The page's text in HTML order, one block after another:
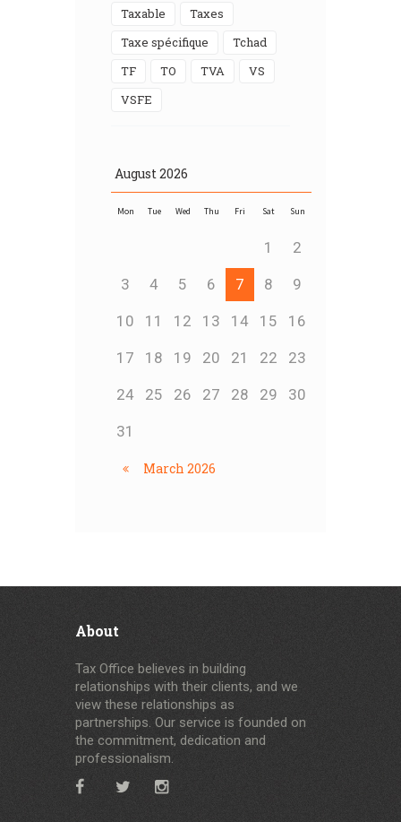
Taxable
taxes
Taxe spécifique
Tchad
TF
TO TVA
VS
VSFE
August 2026
Mon Tue Wed Thu Fri Sat Sun
1 2
3 4 5 6 7 8 9
10 11 12 13 14 15 16
17 18 19 20 21 22 23
24 25 26 27 28 29 30
31
March 2026
About
Tax Office believes in building
relationships with their clients, and we
view these relationships as
partnerships. Our service is founded on
the commitment, dedication and
professionalism.